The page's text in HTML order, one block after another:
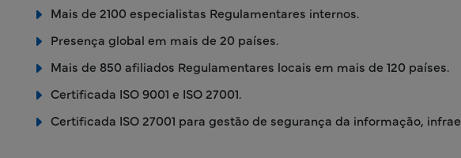
Mais de 2100 especialistas Regulamentares internos.
Presença global em mais de 20 países.
Mais de 850 afiliados Regulamentares locais em mais de 120 países.
Certificada ISO 9001 e ISO 27001.
Certificada ISO 27001 para gestão de segurança da informação,